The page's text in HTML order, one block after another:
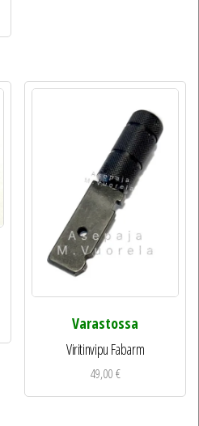
Varastossa
Viritinvipu Fabarm
49,00€